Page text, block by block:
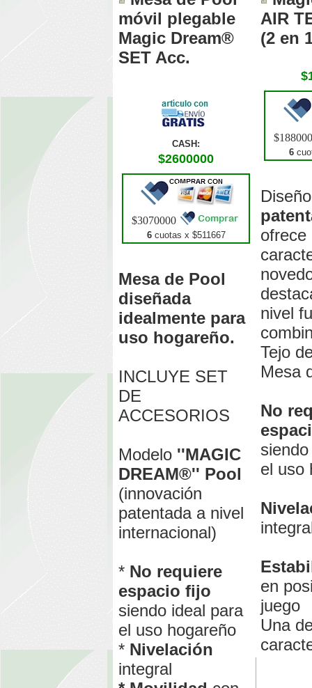
móvil plegable
Magic Dream®
SET Acc.
CASH:
$2600000
$3070000
6cuotas x $511667
Mesa de Pool
diseñada
idealmente para
uso hogareño.
INCLUYE SET
DE
ACCESORIOS
Modelo ''MAGIC
DREAM®'' Pool
(innovación
patentada a nivel
internacional)
* No requiere
espacio fijo
siendo ideal para
el uso hogareño
* Nivelación
integral
AIR
(2 en
6
ofrece
nivel
Tejo
Mesa
No
el uso
en
juego
Una